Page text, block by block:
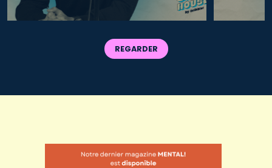
REGARDER